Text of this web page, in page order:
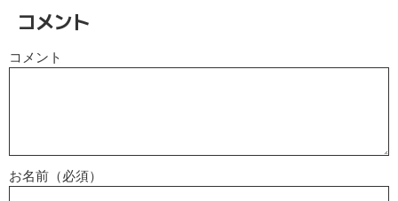
コメント
コメント
お名前（必須）